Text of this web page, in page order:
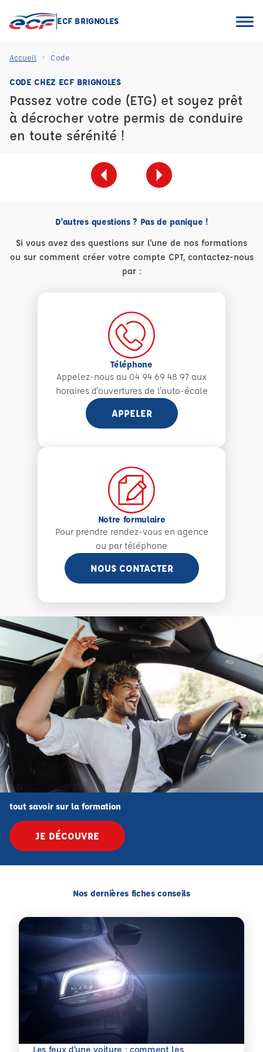
ECF BRIGNOLES
Accueil Code
CODE CHEZ ECF BRIGNOLES
Passez votre code (ETG) et soyez prêt
à décrocher votre permis de conduire
en toute sérénité !
D'autres questions ? Pas de panique !
Si vous avez des questions sur l'une de nos formations
ou sur comment créer votre compte CPT, contactez-nous
par :
Téléphone
Appelez-nous au 04 94 69 48 97 aux
horaires d'ouvertures de l'auto-école
APPELER
Notre formulaire
Pour prendre rendez-vous en agence
ou par téléphone
NOUS CONTACTER
tout savoir sur la formation
JE DÉCOUVRE
Nos dernières fiches conseils
Les feux d’une voiture : comment les